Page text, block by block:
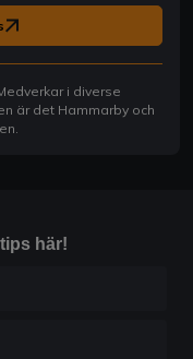
i diverse
är det Hammarby och
här!